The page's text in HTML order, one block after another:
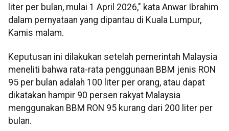
liter per bulan, mulai 1 April 2026," kata Anwar Ibrahim
dalam pernyataan yang dipantau di Kuala Lumpur,
Kamis malam.
Keputusan ini dilakukan setelah pemerintah Malaysia
meneliti bahwa rata-rata penggunaan BBM jenis RON
95 per bulan adalah 100 liter per orang, atau dapat
dikatakan hampir 90 persen rakyat Malaysia
menggunakan BBM RON 95 kurang dari 200 liter per
bulan.